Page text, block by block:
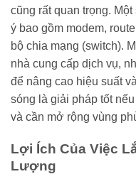
cũng rất quan trọng.
ý bao gồm modem,
bộ chia mạng (switch).
nhà cung cấp dịch vụ,
để nâng cao hiệu suất
sóng là giải pháp tốt
và cần mở rộng vùng
Lợi Ích Của Việc
Lượng